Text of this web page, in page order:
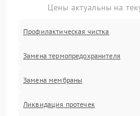
Цены актуальны на
Профилактическая чистка
Замена термопредохранителя
Замена мембраны
Ликвидация протечек